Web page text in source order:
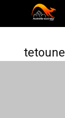
tetoune